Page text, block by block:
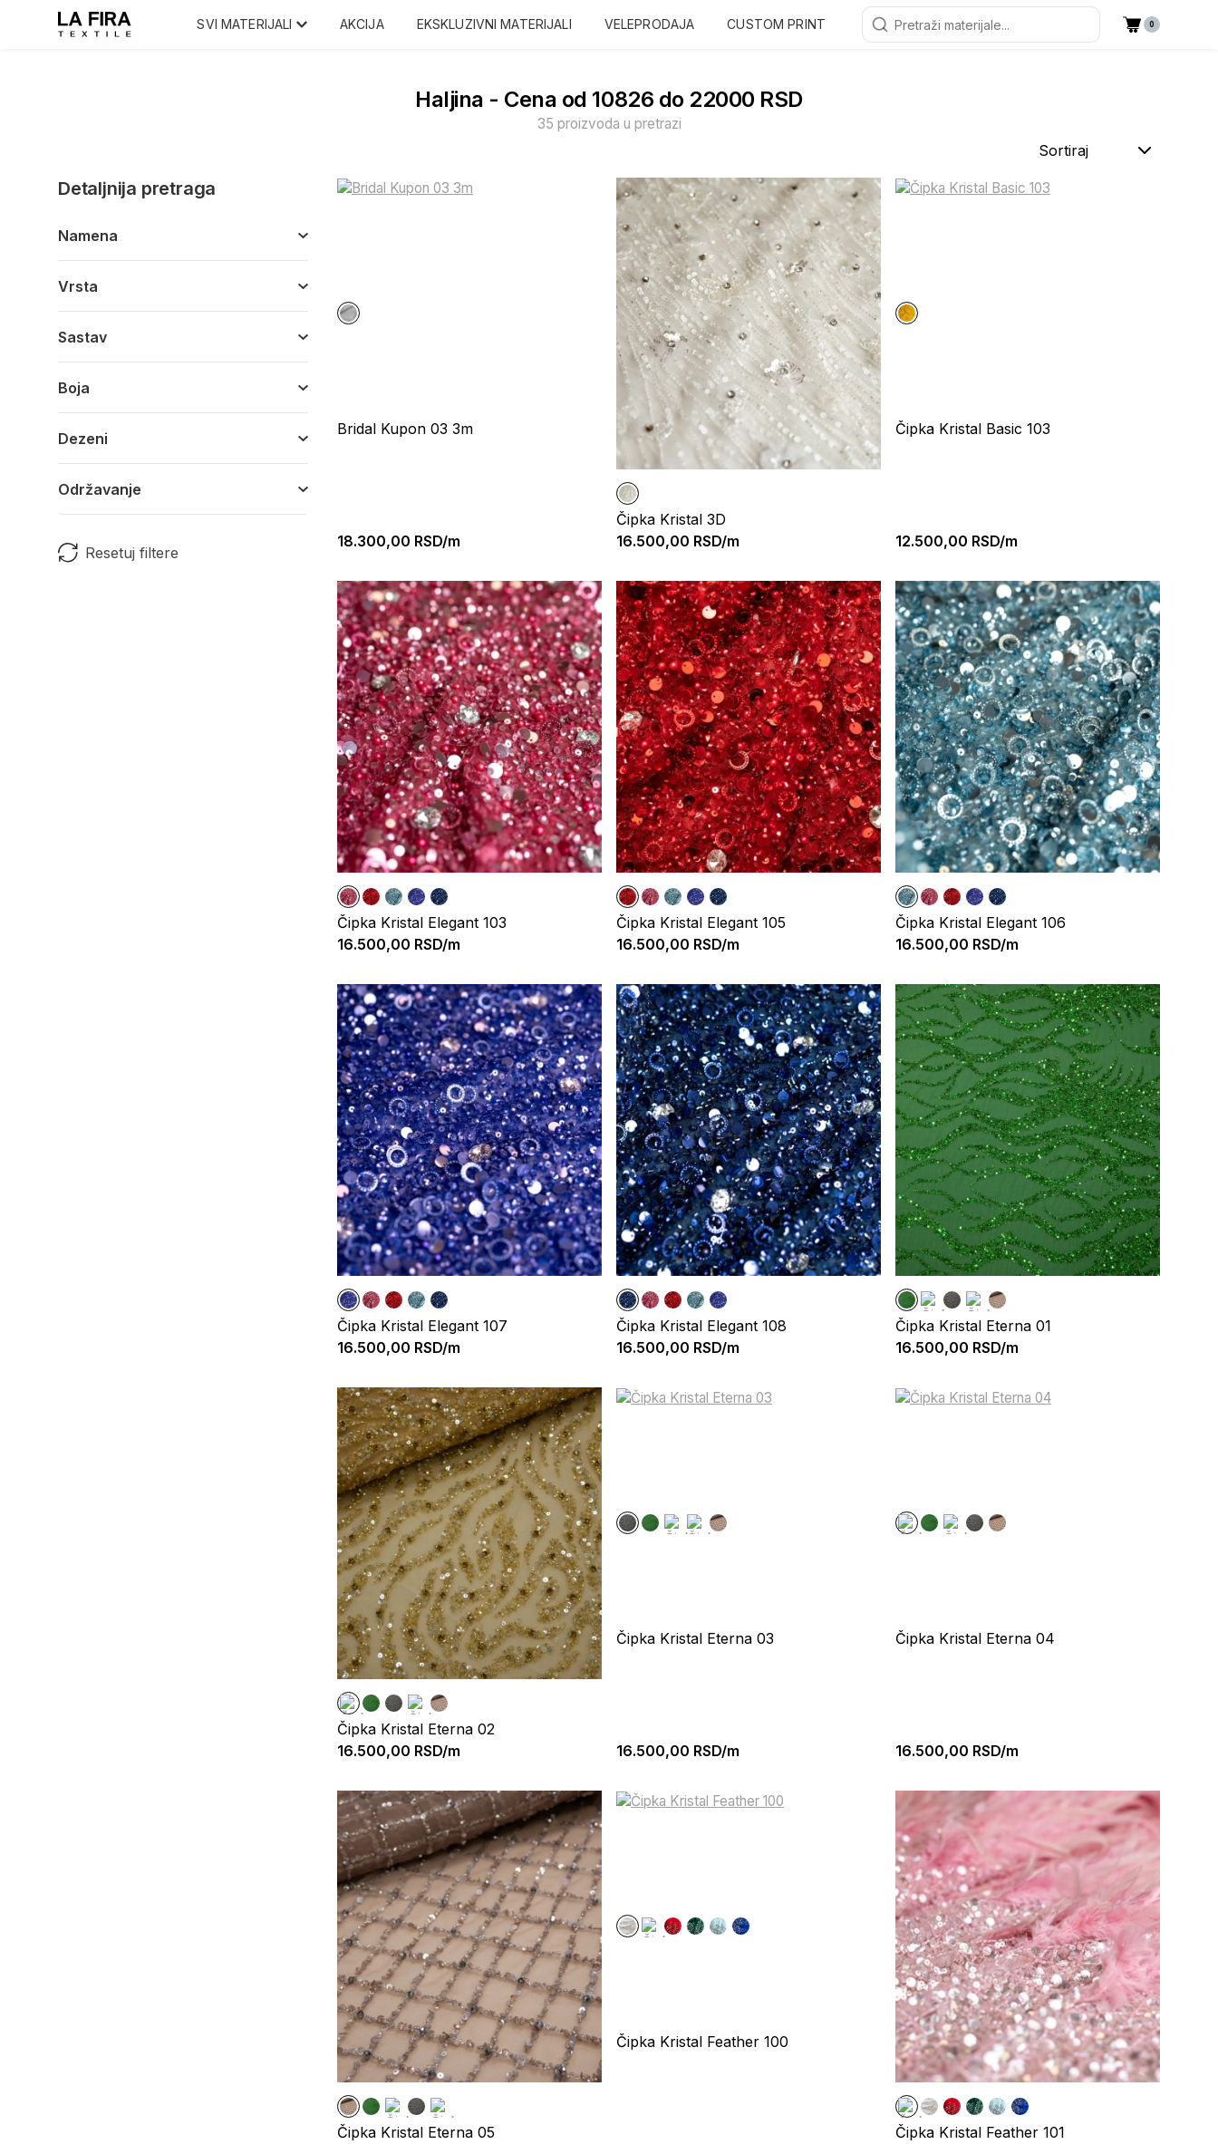
SVI MATERIJALI AKCIJA EKSKLUZIVNI MATERIJALI VELEPRODAJA CUSTOM PRINT 0
Haljina - Cena od 10826 do 22000 RSD
35 proizvoda u pretrazi
Sortiraj
Detaljnija pretraga
Namena
Vrsta
Sastav
Boja
Dezeni
Održavanje
Resetuj filtere
Bridal Kupon 03 3m
18.300,00 RSD/m
Čipka Kristal 3D
16.500,00 RSD/m
Čipka Kristal Basic 103
12.500,00 RSD/m
Čipka Kristal Elegant 103
16.500,00 RSD/m
Čipka Kristal Elegant 105
16.500,00 RSD/m
Čipka Kristal Elegant 106
16.500,00 RSD/m
Čipka Kristal Elegant 107
16.500,00 RSD/m
Čipka Kristal Elegant 108
16.500,00 RSD/m
Čipka Kristal Eterna 01
16.500,00 RSD/m
Čipka Kristal Eterna 02
16.500,00 RSD/m
Čipka Kristal Eterna 03
16.500,00 RSD/m
Čipka Kristal Eterna 04
16.500,00 RSD/m
Čipka Kristal Eterna 05
Čipka Kristal Feather 100
Čipka Kristal Feather 101